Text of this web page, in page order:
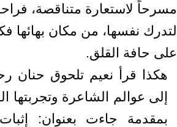
مسرحاً لاستعارة متناقصة،
لتدرك نفسها، من مكان بهائها
على حافة القلق.
هكذا قرأ نعيم تلحوق حنان
إلى عوالم الشاعرة وتجربتها
بمقدمة جاءت بعنوان: